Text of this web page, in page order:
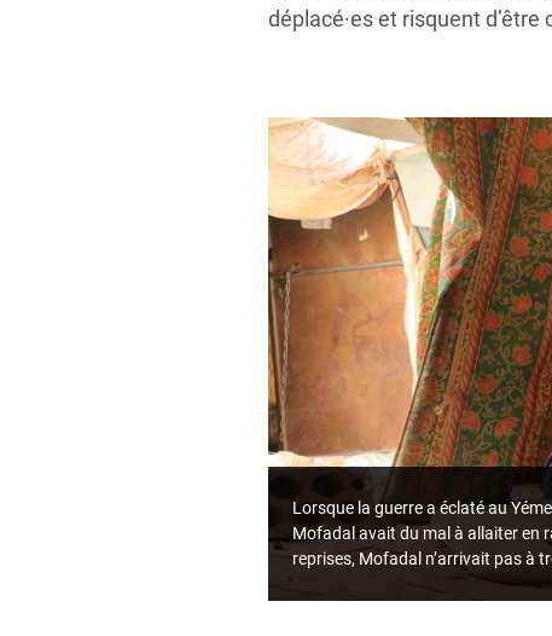
déplacé·es et risquent
Lorsque la guerre a éclaté au
Mofadal avait du mal à allaiter en
reprises, Mofadal n’arrivait pas à